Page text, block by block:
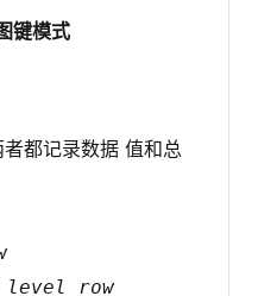
键模式
都记录数据 值和总
level row